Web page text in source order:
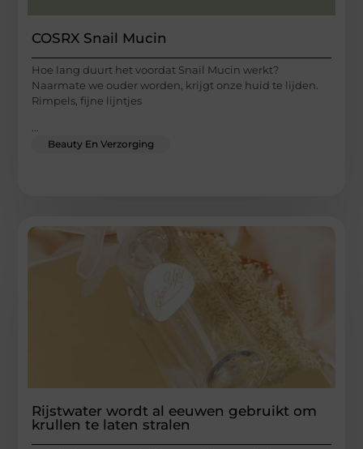
COSRX Snail Mucin
Hoe lang duurt het voordat Snail Mucin werkt?
Naarmate we ouder worden, krijgt onze huid te lijden.
Rimpels, fijne lijntjes
Beauty En Verzorging
Rijstwater wordt al eeuwen gebruikt om
krullen te laten stralen